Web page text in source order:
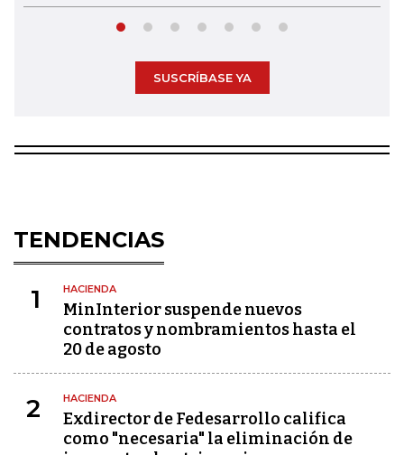
SUSCRÍBASE YA
TENDENCIAS
1 HACIENDA
MinInterior suspende nuevos
contratos y nombramientos hasta el
20 de agosto
2 HACIENDA
Exdirector de Fedesarrollo califica
como "necesaria" la eliminación de